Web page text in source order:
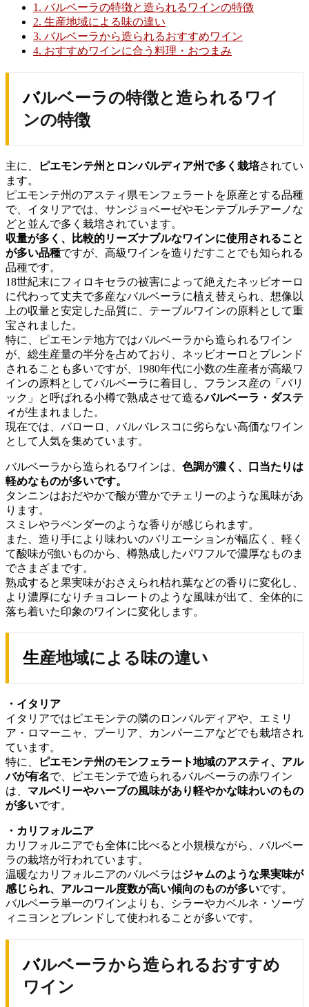
1. バルベーラの特徴と造られるワインの特徴
2. 生産地域による味の違い
3. バルベーラから造られるおすすめワイン
4. おすすめワインに合う料理・おつまみ
バルベーラの特徴と造られるワイ
ンの特徴
主に、 ピエモンテ州とロンバルディア州で多く栽培されてい
ます。
ピエモンテ州のアスティ県モンフェラートを原産とする品種
で、イタリアでは、サンジョベーゼやモンテプルチアーノな
どと並んで多く栽培されています。
収量が多く、比較的リーズナブルなワインに使用されること
が多い品種ですが、高級ワインを造りだすことでも知られる
品種です。
18世紀末にフィロキセラの被害によって絶えたネッビオーロ
に代わって丈夫で多産なバルベーラに植え替えられ、想像以
上の収量と安定した品質に、テーブルワインの原料として重
宝されました。
特に、ピエモンテ地方ではバルベーラから造られるワイン
が、総生産量の半分を占めており、ネッビオーロとブレンド
されることも多いですが、1980年代に小数の生産者が高級ワ
インの原料としてバルベーラに着目し、フランス産の「バリ
ック」と呼ばれる小樽で熟成させて造るバルベーラ・ダステ
ィが生まれました。
現在では、バローロ、バルバレスコに劣らない高価なワイン
として人気を集めています。
バルベーラから造られるワインは、 色調が濃く、口当たりは
軽めなものが多いです。
タンニンはおだやかで酸が豊かでチェリーのような風味があ
ります。
スミレやラベンダーのような香りが感じられます。
また、造り手により味わいのバリエーションが幅広く、軽く
て酸味が強いものから、樽熟成したパワフルで濃厚なものま
でさまざまです。
熟成すると果実味がおさえられ枯れ葉などの香りに変化し、
より濃厚になりチョコレートのような風味が出て、全体的に
落ち着いた印象のワインに変化します。
生産地域による味の違い
・イタリア
イタリアではピエモンテの隣のロンバルディアや、エミリ
ア・ロマーニャ、プーリア、カンパーニアなどでも栽培され
ています。
特に、
ピエモンテ州のモンフェラート地域のアスティ、アル
バが有名で、ピエモンテで造られるバルベーラの赤ワイン
は、 マルベリーやハーブの風味があり軽やかな味わいのもの
が多いです。
・カリフォルニア
カリフォルニアでも全体に比べると小規模ながら、バルベー
ラの栽培が行われています。
温暖なカリフォルニアのバルベラはジャムのような果実味が
感じられ、 アルコール度数が高い傾向のものが多いです。
バルベーラ単一のワインよりも、シラーやカベルネ・ソーヴ
ィニヨンとブレンドして使われることが多いです。
バルベーラから造られるおすすめ
ワイン